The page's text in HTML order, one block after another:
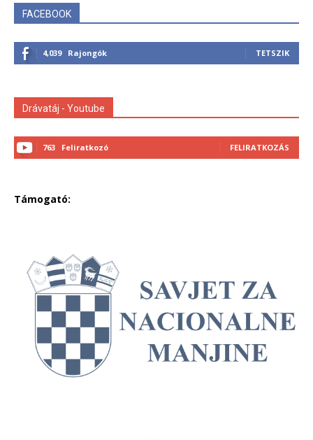
FACEBOOK
4,039 Rajongók TETSZIK
Drávatáj - Youtube
763 Feliratkozó FELIRATKOZÁS
Támogató: